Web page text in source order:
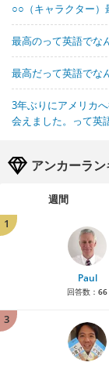
○○（キャラクター）
最高のって英語でな
最高だって英語でな
3年ぶりにアメリカ
会えました。って英
アンカーラ
週間
1
Paul
回答数： 66
3